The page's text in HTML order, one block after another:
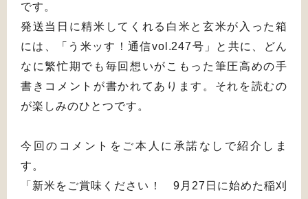
です。
発送当日に精米してくれる白米と玄米が入った箱
には、「う米ッす！通信vol.247号」と共に、どん
なに繁忙期でも毎回想いがこもった筆圧高めの手
書きコメントが書かれてあります。それを読むの
が楽しみのひとつです。
今回のコメントをご本人に承諾なしで紹介しま
す。
「新米をご賞味ください！ 9月27日に始めた稲刈